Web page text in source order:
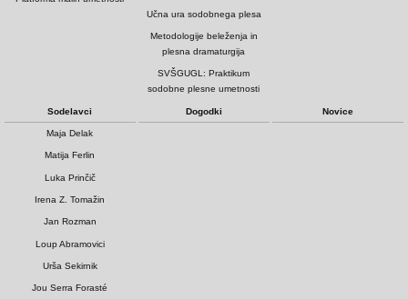
Učna ura sodobnega plesa
Metodologije beleženja in
plesna dramaturgija
SVŠGUGL: Praktikum
sodobne plesne umetnosti
Sodelavci
Maja Delak
Matija Ferlin
Luka Prinčič
Irena Z. Tomažin
Jan Rozman
Loup Abramovici
Urša Sekirnik
Jou Serra Forasté
Dogodki Novice